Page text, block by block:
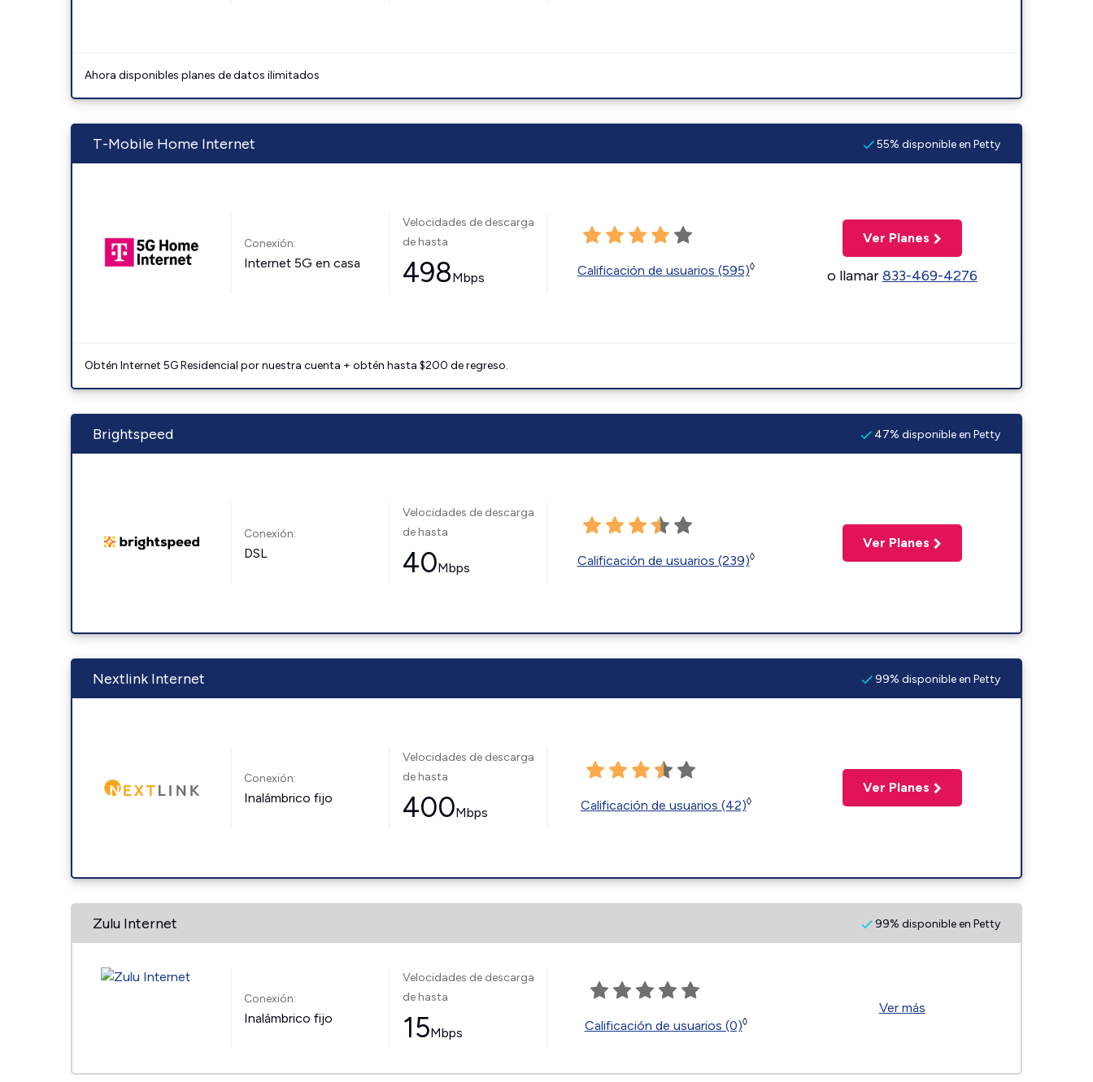
Ahora disponibles planes de datos ilimitados
T-Mobile Home Internet 55% disponible en Petty
Conexión:
Internet 5G en casa
Velocidades de descarga
de hasta
498Mbps Calificación de usuarios (595)◊
Ver Planes
o llamar833-469-4276
Obtén Internet 5G Residencial por nuestra cuenta + obtén hasta $200 de regreso.
Brightspeed 47% disponible en Petty
Conexión:
DSL
Velocidades de descarga
de hasta
40Mbps Calificación de usuarios (239)◊
Ver Planes
Nextlink Internet 99% disponible en Petty
Conexión:
Inalámbrico fijo
Velocidades de descarga
de hasta
400Mbps Calificación de usuarios (42)◊
Ver Planes
Zulu Internet 99% disponible en Petty
Conexión:
Inalámbrico fijo
Velocidades de descarga
de hasta
15Mbps Calificación de usuarios (0)◊
Ver más